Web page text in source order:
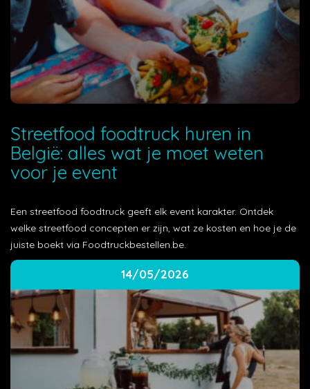
Streetfood foodtruck huren in
België: alles wat je moet weten
voor je event
Een streetfood foodtruck geeft elk event karakter. Ontdek
welke streetfood concepten er zijn, wat ze kosten en hoe je de
juiste boekt via Foodtruckbestellen.be.
14/05/2026